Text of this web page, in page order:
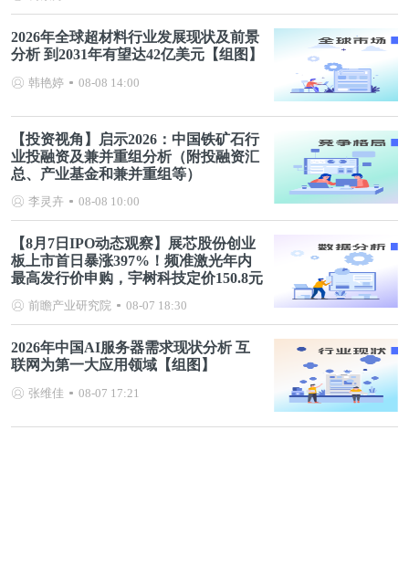
2026年全球超材料行业发展现状及前景
分析 到2031年有望达42亿美元【组图】
韩艳婷 08-08 14:00
【投资视角】启示2026：中国铁矿石行
业投融资及兼并重组分析（附投融资汇
总、产业基金和兼并重组等）
李灵卉 08-08 10:00
【8月7日IPO动态观察】展芯股份创业
板上市首日暴涨397%！频准激光年内
最高发行价申购，宇树科技定价150.8元
前瞻产业研究院 08-07 18:30
2026年中国AI服务器需求现状分析 互
联网为第一大应用领域【组图】
张维佳 08-07 17:21